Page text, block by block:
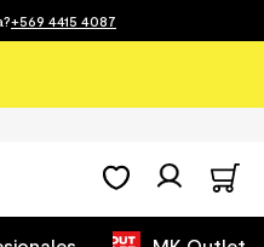
+569 4415 4087